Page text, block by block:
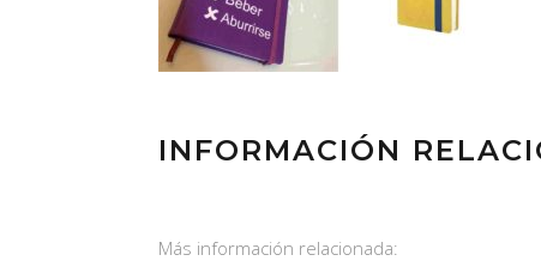
INFORMACIÓN
Más información relacionada: